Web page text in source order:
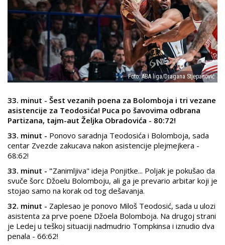
Foto: ABA liga/Dragana Stjepanović
33. minut - Šest vezanih poena za Bolomboja i tri vezane
asistencije za Teodosića! Puca po šavovima odbrana
Partizana, tajm-aut Željka Obradovića - 80:72!
33. minut - Ponovo saradnja Teodosića i Bolomboja, sada
centar Zvezde zakucava nakon asistencije plejmejkera -
68:62!
33. minut - "Zanimljiva" ideja Ponjitke... Poljak je pokušao da
svuče šorc Džoelu Bolomboju, ali ga je prevario arbitar koji je
stojao samo na korak od tog dešavanja.
32. minut - Zaplesao je ponovo Miloš Teodosić, sada u ulozi
asistenta za prve poene Džoela Bolomboja. Na drugoj strani
je Ledej u teškoj situaciji nadmudrio Tompkinsa i iznudio dva
penala - 66:62!